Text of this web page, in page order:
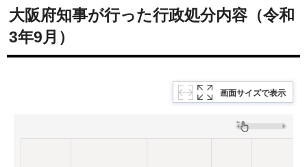
大阪府知事が行った行政処分内容（令和
3年9月）
画面サイズで表示